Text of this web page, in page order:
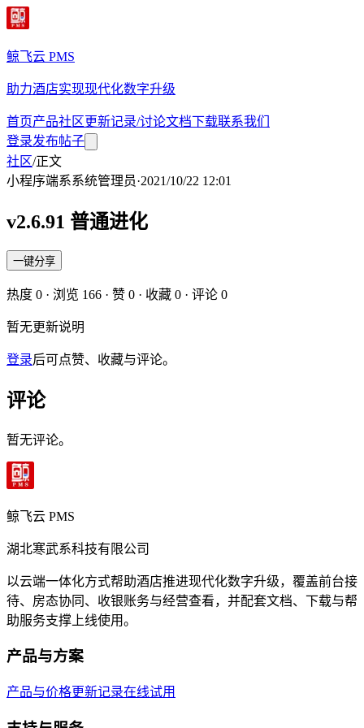
鲸飞云 PMS
助力酒店实现现代化数字升级
首页产品社区更新记录/讨论文档下载联系我们
登录发布帖子
社区/正文
小程序端系系统管理员·2021/10/22 12:01
v2.6.91 普通进化
一键分享
热度 0 · 浏览 166 · 赞 0 · 收藏 0 · 评论 0
暂无更新说明
登录后可点赞、收藏与评论。
评论
暂无评论。
鲸飞云 PMS
湖北寒武系科技有限公司
以云端一体化方式帮助酒店推进现代化数字升级，覆盖前台接
待、房态协同、收银账务与经营查看，并配套文档、下载与帮
助服务支撑上线使用。
产品与方案
产品与价格更新记录在线试用